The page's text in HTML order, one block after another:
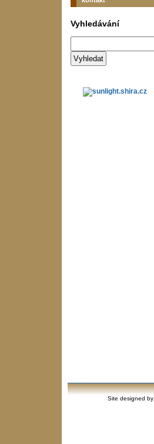
Vyhledávání
Site designed by